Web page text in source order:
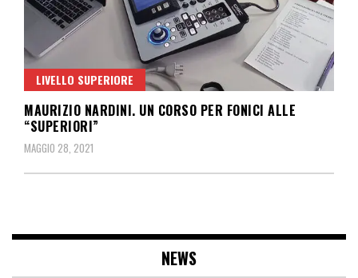
LIVELLO SUPERIORE
MAURIZIO NARDINI. UN CORSO PER FONICI ALLE
“SUPERIORI”
MAGGIO 28, 2021
NEWS